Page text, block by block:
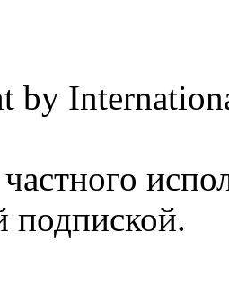
by
подпиской.